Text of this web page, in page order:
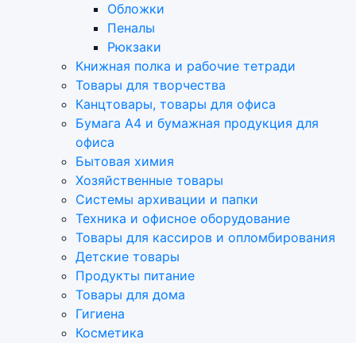
Обложки
Пеналы
Рюкзаки
Книжная полка и рабочие тетради
Товары для творчества
Канцтовары, товары для офиса
Бумага А4 и бумажная продукция для
офиса
Бытовая химия
Хозяйственные товары
Системы архивации и папки
Техника и офисное оборудование
Товары для кассиров и опломбирования
Детские товары
Продукты питание
Товары для дома
Гигиена
Косметика